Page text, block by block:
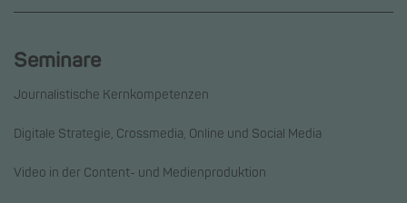
Seminare
Journalistische Kernkompetenzen
Digitale Strategie, Crossmedia, Online und Social Media
Video in der Content- und Medienproduktion